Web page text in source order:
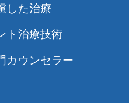
した治療
ト治療技術
カウンセラー